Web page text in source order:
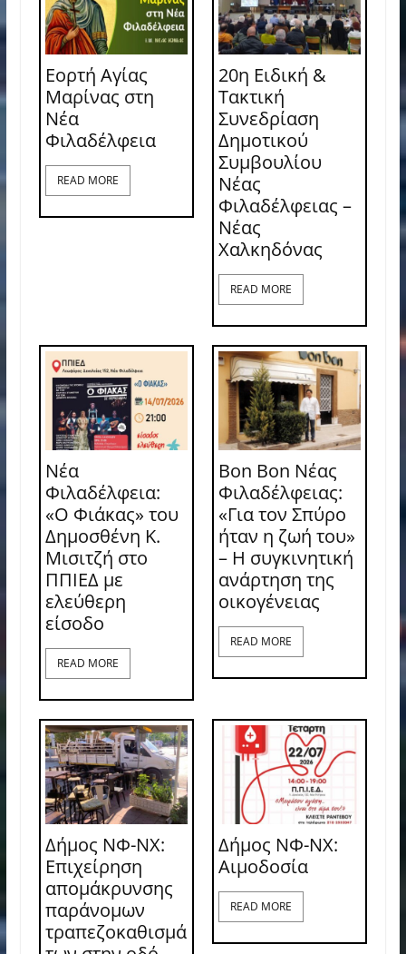
Εορτή Αγίας
Μαρίνας στη
Νέα
Φιλαδέλφεια
READ MORE
20η Ειδική &
Τακτική
Συνεδρίαση
Δημοτικού
Συμβουλίου
Νέας
Φιλαδέλφειας –
Νέας
Χαλκηδόνας
READ MORE
Νέα
Φιλαδέλφεια:
«Ο Φιάκας» του
Δημοσθένη Κ.
Μισιτζή στο
ΠΠΙΕΔ με
ελεύθερη
είσοδο
READ MORE
Bon Bon Νέας
Φιλαδέλφειας:
«Για τον Σπύρο
ήταν η ζωή του»
– Η συγκινητική
ανάρτηση της
οικογένειας
READ MORE
Δήμος ΝΦ-ΝΧ:
Επιχείρηση
απομάκρυνσης
παράνομων
τραπεζοκαθισμά
Δήμος ΝΦ-ΝΧ:
Aιμοδοσία
READ MORE